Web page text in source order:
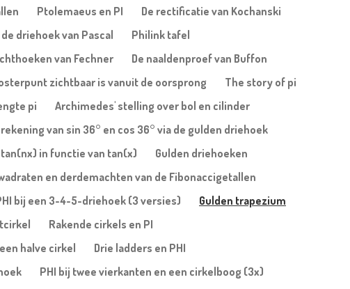
Ptolemaeus en PI
De rectificatie van Kochanski
de driehoek van Pascal
Philink tafel
van Fechner
De naaldenproef van Buffon
zichtbaar is vanuit de oorsprong
The story of pi
pi
Archimedes' stelling over bol en cilinder
van sin 36° en cos 36° via de gulden driehoek
in functie van tan(x)
Gulden driehoeken
en derdemachten van de Fibonaccigetallen
bij een 3-4-5-driehoek (3 versies)
Gulden trapezium
Rakende cirkels en PI
halve cirkel
Drie ladders en PHI
PHI bij twee vierkanten en een cirkelboog (3x)